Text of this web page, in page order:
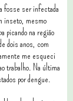
fosse ser infectada
inseto, mesmo
picando na região
dois anos, com
me esqueci
trabalho. Na última
por dengue.